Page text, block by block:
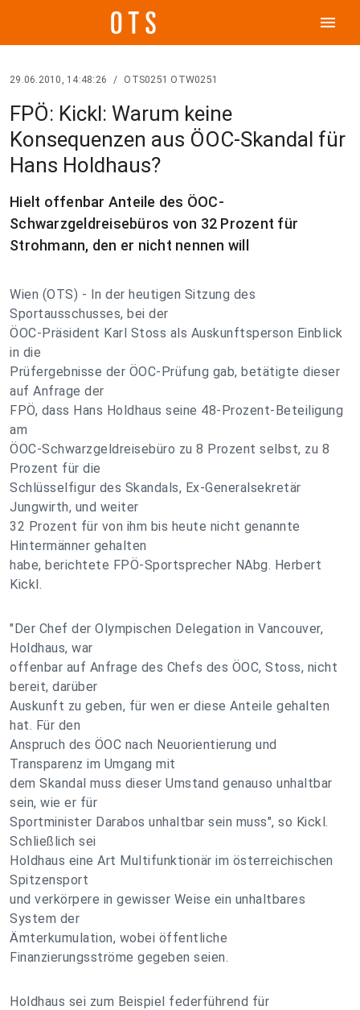
menu
29.06.2010, 14:48:26 / OTS0251 OTW0251
FPÖ: Kickl: Warum keine
Konsequenzen aus ÖOC-Skandal für
Hans Holdhaus?
Hielt offenbar Anteile des ÖOC-
Schwarzgeldreisebüros von 32 Prozent für
Strohmann, den er nicht nennen will
Wien (OTS) - In der heutigen Sitzung des
Sportausschusses, bei der
ÖOC-Präsident Karl Stoss als Auskunftsperson Einblick
in die
Prüfergebnisse der ÖOC-Prüfung gab, betätigte dieser
auf Anfrage der
FPÖ, dass Hans Holdhaus seine 48-Prozent-Beteiligung
am
ÖOC-Schwarzgeldreisebüro zu 8 Prozent selbst, zu 8
Prozent für die
Schlüsselfigur des Skandals, Ex-Generalsekretär
Jungwirth, und weiter
32 Prozent für von ihm bis heute nicht genannte
Hintermänner gehalten
habe, berichtete FPÖ-Sportsprecher NAbg. Herbert
Kickl.
"Der Chef der Olympischen Delegation in Vancouver,
Holdhaus, war
offenbar auf Anfrage des Chefs des ÖOC, Stoss, nicht
bereit, darüber
Auskunft zu geben, für wen er diese Anteile gehalten
hat. Für den
Anspruch des ÖOC nach Neuorientierung und
Transparenz im Umgang mit
dem Skandal muss dieser Umstand genauso unhaltbar
sein, wie er für
Sportminister Darabos unhaltbar sein muss", so Kickl.
Schließlich sei
Holdhaus eine Art Multifunktionär im österreichischen
Spitzensport
und verkörpere in gewisser Weise ein unhaltbares
System der
Ämterkumulation, wobei öffentliche
Finanzierungsströme gegeben seien.
Holdhaus sei zum Beispiel federführend für